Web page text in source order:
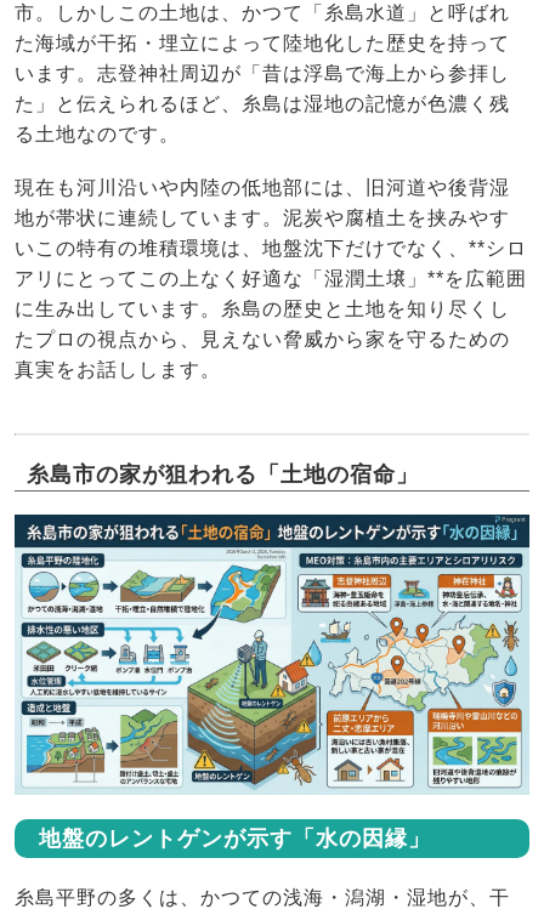
市。しかしこの土地は、かつて「糸島水道」と呼ばれ
た海域が干拓・埋立によって陸地化した歴史を持って
います。志登神社周辺が「昔は浮島で海上から参拝し
た」と伝えられるほど、糸島は湿地の記憶が色濃く残
る土地なのです。
現在も河川沿いや内陸の低地部には、旧河道や後背湿
地が帯状に連続しています。泥炭や腐植土を挟みやす
いこの特有の堆積環境は、地盤沈下だけでなく、**シロ
アリにとってこの上なく好適な「湿潤土壌」**を広範囲
に生み出しています。糸島の歴史と土地を知り尽くし
たプロの視点から、見えない脅威から家を守るための
真実をお話しします。
糸島市の家が狙われる「土地の宿命」
地盤のレントゲンが示す「水の因縁」
糸島平野の多くは、かつての浅海・潟湖・湿地が、干